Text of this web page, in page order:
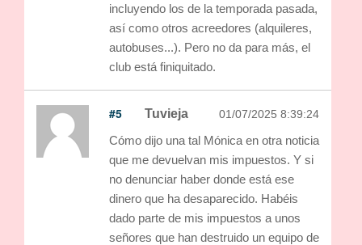
incluyendo los de la temporada pasada,
así como otros acreedores (alquileres,
autobuses...). Pero no da para más, el
club está finiquitado.
#5 Tuvieja 01/07/2025 8:39:24
Cómo dijo una tal Mónica en otra noticia
que me devuelvan mis impuestos. Y si
no denunciar haber donde está ese
dinero que ha desaparecido. Habéis
dado parte de mis impuestos a unos
señores que han destruido un equipo de